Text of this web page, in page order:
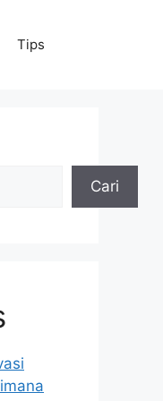
Tips
Cari